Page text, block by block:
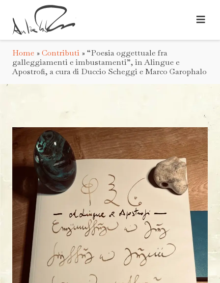
Home » Contributi » “Poesia oggettuale fra
galleggiamenti e imbustamenti”, in Alingue e
Apostrofi, a cura di Duccio Scheggi e Marco Garophalo